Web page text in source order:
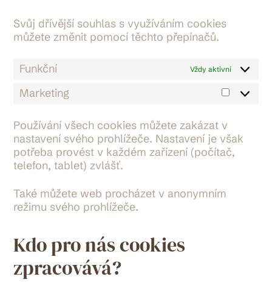
Svůj dřívější souhlas s využíváním cookies
můžete změnit pomocí těchto přepínačů.
Funkční Vždy aktivní
Marketing
Používání všech cookies můžete zakázat v
nastavení svého prohlížeče. Nastavení je však
potřeba provést v každém zařízení (počítač,
telefon, tablet) zvlášť.
Také můžete web procházet v anonymním
režimu svého prohlížeče.
Kdo pro nás cookies
zpracovává?